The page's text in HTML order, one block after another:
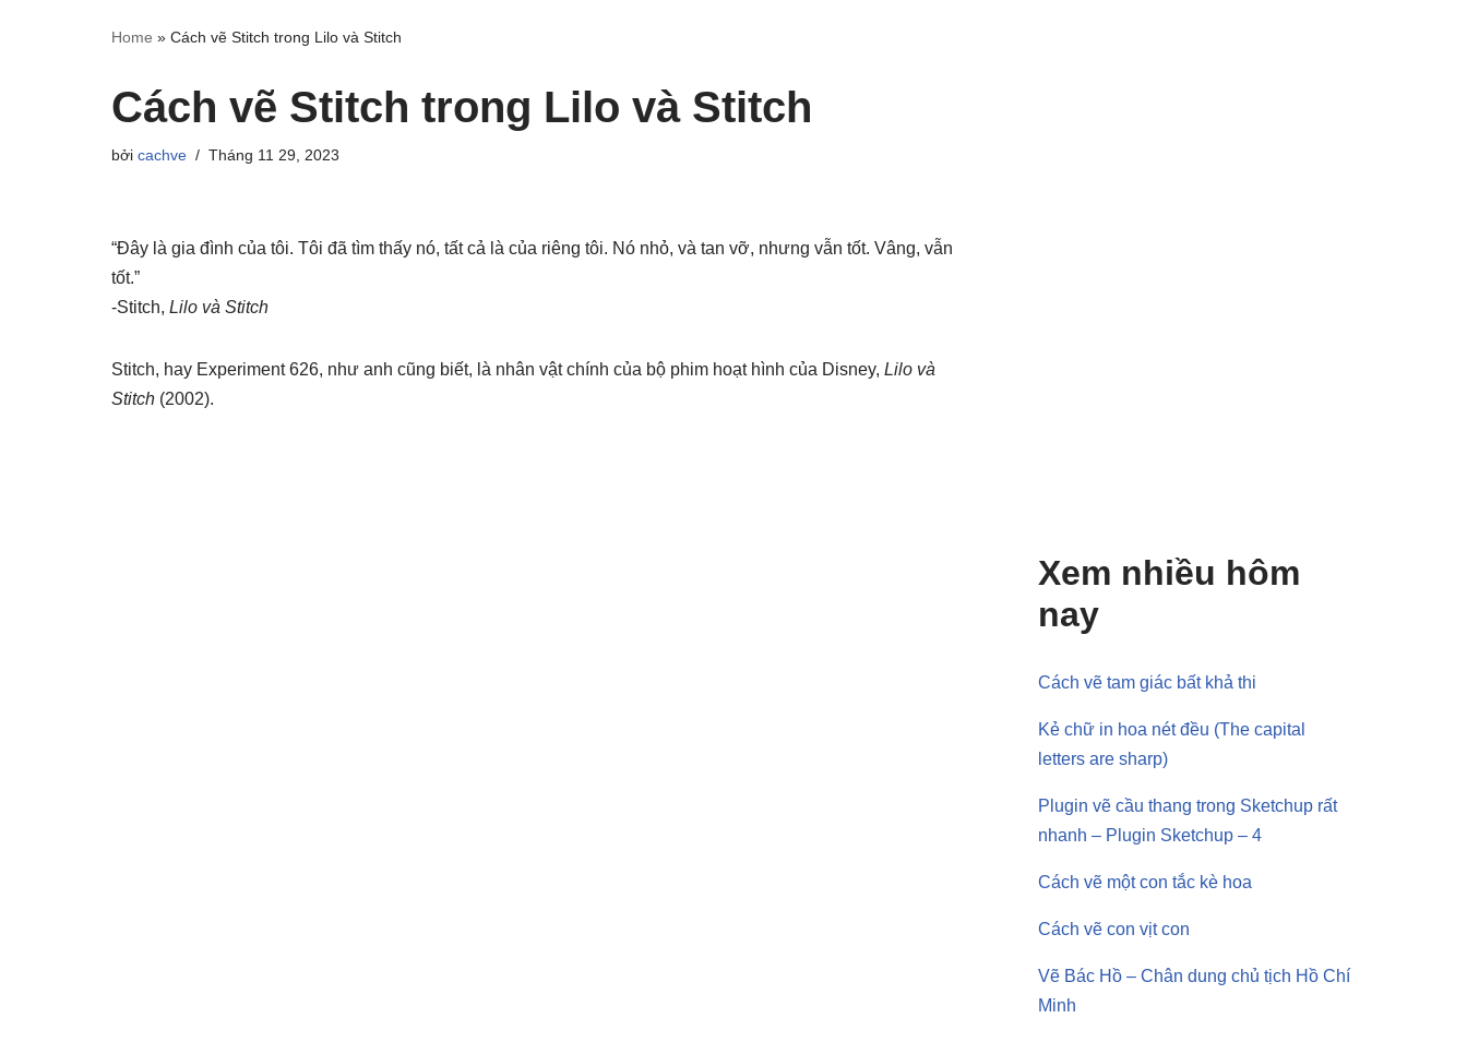
Home » Cách vẽ Stitch trong Lilo và Stitch
Cách vẽ Stitch trong Lilo và Stitch
bởi cachve Tháng 11 29, 2023
“Đây là gia đình của tôi. Tôi đã tìm thấy nó, tất cả là của riêng tôi. Nó nhỏ, và tan vỡ, nhưng vẫn tốt. Vâng, vẫn
tốt.”
-Stitch, Lilo và Stitch
Stitch, hay Experiment 626, như anh cũng biết, là nhân vật chính của bộ phim hoạt hình của Disney, Lilo và
Stitch (2002).
Xem nhiều hôm
nay
Cách vẽ tam giác bất khả thi
Kẻ chữ in hoa nét đều (The capital
letters are sharp)
Plugin vẽ cầu thang trong Sketchup rất
nhanh – Plugin Sketchup – 4
Cách vẽ một con tắc kè hoa
Cách vẽ con vịt con
Vẽ Bác Hồ – Chân dung chủ tịch Hồ Chí
Minh